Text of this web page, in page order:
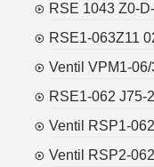
RSE 1043 Z0-
RSE1-063Z11
Ventil VPM1-
RSE1-062 J75-
Ventil RSP1-
Ventil RSP2-